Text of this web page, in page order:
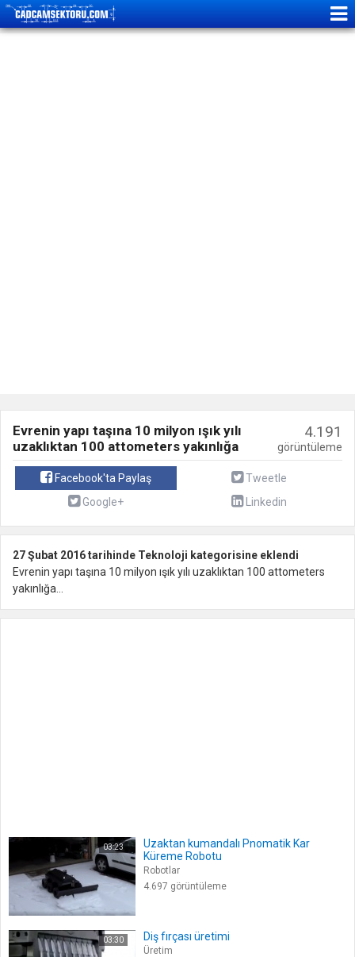
Evrenin yapı taşına 10 milyon ışık yılı
uzaklıktan 100 attometers yakınlığa
4.191
görüntüleme
Facebook'ta Paylaş
Tweetle
Google+
Linkedin
27 Şubat 2016 tarihinde Teknoloji kategorisine eklendi
Evrenin yapı taşına 10 milyon ışık yılı uzaklıktan 100 attometers
yakınlığa...
03:23
Uzaktan kumandalı Pnomatik Kar
Küreme Robotu
Robotlar
4.697 görüntüleme
03:30 Diş fırçası üretimi
Üretim